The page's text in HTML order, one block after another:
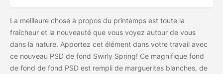
La meilleure chose à propos du printemps est toute la
fraîcheur et la nouveauté que vous voyez autour de vous
dans la nature. Apportez cet élément dans votre travail avec
ce nouveau PSD de fond Swirly Spring! Ce magnifique fond
de fond de fond PSD est rempli de marguerites blanches, de